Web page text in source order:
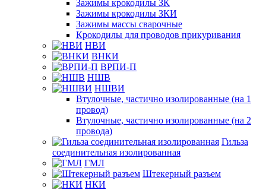
Зажимы крокодилы ЗК
Зажимы крокодилы ЗКИ
Зажимы массы сварочные
Крокодилы для проводов прикуривания
НВИ
ВНКИ
ВРПИ-П
НШВ
НШВИ
Втулочные, частично изолированные (на 1
провод)
Втулочные, частично изолированные (на 2
провода)
Гильза
соединительная изолированная
ГМЛ
Штекерный разъем
НКИ